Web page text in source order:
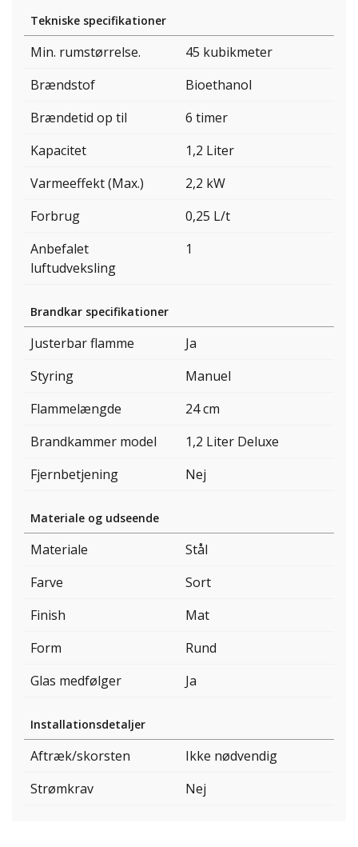
Tekniske specifikationer
Min. rumstørrelse.
45 kubikmeter
Brændstof
Bioethanol
Brændetid op til
6 timer
Kapacitet
1,2 Liter
Varmeeffekt (Max.)
2,2 kW
Forbrug
0,25 L/t
Anbefalet
luftudveksling
1
Brandkar specifikationer
Justerbar flamme
Ja
Styring
Manuel
Flammelængde
24 cm
Brandkammer model
1,2 Liter Deluxe
Fjernbetjening
Nej
Materiale og udseende
Materiale
Stål
Farve
Sort
Finish
Mat
Form
Rund
Glas medfølger
Ja
Installationsdetaljer
Aftræk/skorsten
Ikke nødvendig
Strømkrav
Nej